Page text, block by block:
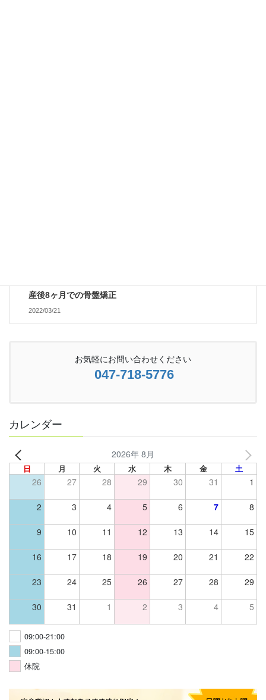
産後8ヶ月での骨盤矯正
2022/03/21
お気軽にお問い合わせください
047-718-5776
カレンダー
2026年 8月
日 月 火 水 木 金 土
26 27 28 29 30 31 1
2 3 4 5 6 7 8
9 10 11 12 13 14 15
16 17 18 19 20 21 22
23 24 25 26 27 28 29
30 31 1 2 3 4 5
09:00-21:00
09:00-15:00
休院